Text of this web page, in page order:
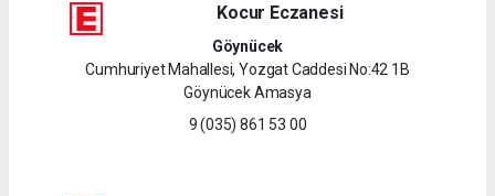
Kocur Eczanesi
Göynücek
Cumhuriyet Mahallesi, Yozgat Caddesi No:42 1B
Göynücek Amasya
9 (035) 861 53 00